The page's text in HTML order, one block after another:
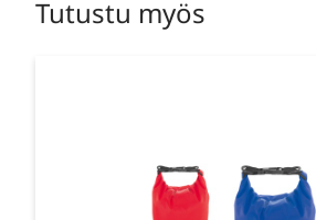
Tutustu myös